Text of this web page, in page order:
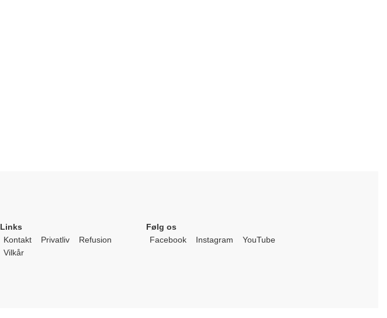
Links
Kontakt
Privatliv
Refusion
Vilkår
Følg os
Facebook
Instagram YouTube